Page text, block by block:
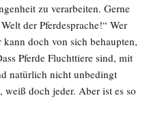
zu verarbeiten. Gerne
der Pferdesprache!“ Wer
doch von sich behaupten,
Pferde Fluchttiere sind, mit
natürlich nicht unbedingt
doch jeder. Aber ist es so